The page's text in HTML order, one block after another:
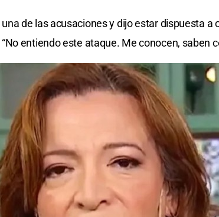
de las acusaciones y dijo estar dispuesta a
entiendo este ataque. Me conocen, saben